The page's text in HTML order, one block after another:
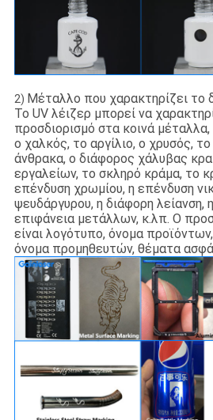
2) Μέταλλο που χαρακτηρίζει το
Το UV λέιζερ μπορεί να
προσδιορισμό στα κοινά
ο χαλκός, το αργίλιο, ο χρυσός,
άνθρακα, ο διάφορος χάλυβας
εργαλείων, το σκληρό κράμα, το
επένδυση χρωμίου, η επένδυση
ψευδάργυρου, η διάφορη λείανση,
επιφάνεια μετάλλων, κ.λπ. Ο
είναι λογότυπο, όνομα
όνομα προμηθευτών, θέματα